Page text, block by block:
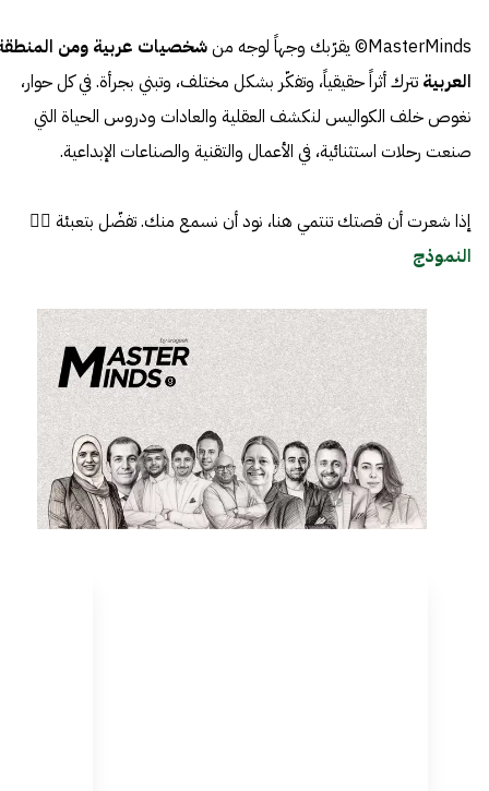
MasterMinds© يقرّبك وجهاً لوجه من
شخصيات عربية ومن
العربية تترك أثراً حقيقياً، وتفكّر بشكل مختلف، وتبني بجرأة. في كل حوار،
نغوص خلف الكواليس لنكشف العقلية والعادات ودروس الحياة التي
صنعت رحلات استثنائية، في الأعمال والتقنية والصناعات الإبداعية.
إذا شعرت أن قصتك تنتمي هنا، نود أن نسمع منك. تفضّل بتعبئة 👈🏼
النموذج